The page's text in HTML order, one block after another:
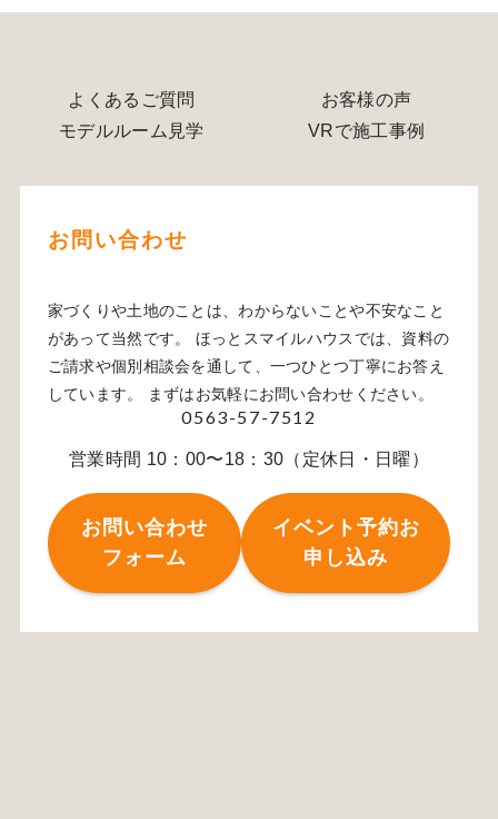
よくあるご質問
お客様の声
モデルルーム見学
VRで施工事例
お問い合わせ
家づくりや土地のことは、わからないことや不安なこと
があって当然です。 ほっとスマイルハウスでは、資料の
ご請求や個別相談会を通して、一つひとつ丁寧にお答え
しています。 まずはお気軽にお問い合わせください。
0563-57-7512
営業時間 10：00〜18：30（定休日・日曜）
お問い合わせ
フォーム
イベント予約お
申し込み